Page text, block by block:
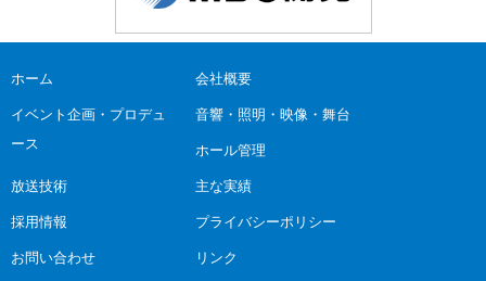
ホーム 会社概要
イベント企画・プロデュ
ース
音響・照明・映像・舞台
ホール管理
放送技術 主な実績
採用情報 プライバシーポリシー
お問い合わせ リンク